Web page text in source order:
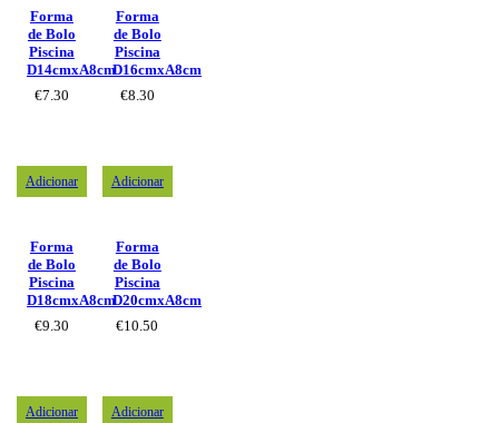
Forma
de Bolo
Piscina
D14cmxA8cm
€7.30
Forma
de Bolo
Piscina
D16cmxA8cm
€8.30
Adicionar
Forma
de Bolo
Piscina
D18cmxA8cm
€9.30
Adicionar
Forma
de Bolo
Piscina
D20cmxA8cm
€10.50
Adicionar Adicionar